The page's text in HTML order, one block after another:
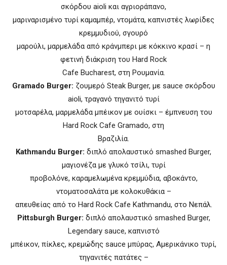
σκόρδου aioli και αγριοράπανο,
μαριναρισμένο τυρί καμαμπέρ, ντομάτα, καπνιστές λωρίδες
κρεμμυδιού, σγουρό
μαρούλι, μαρμελάδα από κράνμπερι με κόκκινο κρασί – η
φετινή διάκριση του Hard Rock
Cafe Bucharest, στη Ρουμανία.
Gramado Burger: ζουμερό Steak Burger, με sauce σκόρδου
aioli, τραγανό τηγανιτό τυρί
μοτσαρέλα, μαρμελάδα μπέικον με ουίσκι – έμπνευση του
Hard Rock Cafe Gramado, στη
Βραζιλία.
Kathmandu Burger: διπλό απολαυστικό smashed Burger,
μαγιονέζα με γλυκό τσίλι, τυρί
προβολόνε, καραμελωμένα κρεμμύδια, αβοκάντο,
ντοματοσαλάτα με κολοκυθάκια –
απευθείας από το Hard Rock Cafe Kathmandu, στο Νεπάλ.
Pittsburgh Burger: διπλό απολαυστικό smashed Burger,
Legendary sauce, καπνιστό
μπέικον, πίκλες, κρεμώδης sauce μπύρας, Αμερικάνικο τυρί,
τηγανιτές πατάτες –